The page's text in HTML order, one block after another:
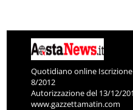
Quotidiano online
8/2012
Autorizzazione del 13/12/
www.gazzettamatin.com